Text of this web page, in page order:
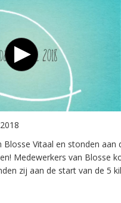
Vitaal en stonden
Medewerkers van Blosse
zij aan de start van de 5